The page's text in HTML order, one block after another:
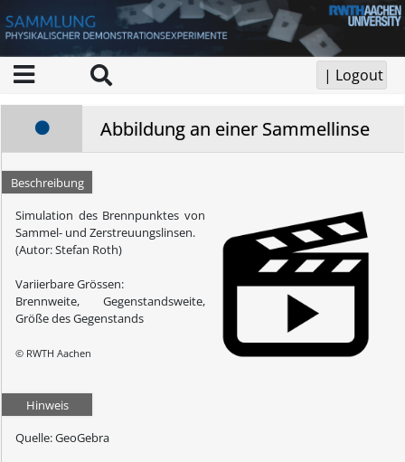
Abbildung an einer Sammellinse
Beschreibung
Simulation des Brennpunktes von
Sammel- und Zerstreuungslinsen.
(Autor: Stefan Roth)
Variierbare Grössen:
Brennweite, Gegenstandsweite,
Größe des Gegenstands
© RWTH Aachen
Hinweis
Quelle: GeoGebra